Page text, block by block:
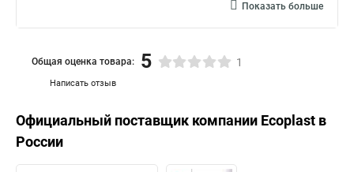
Показать больше
Написать отзыв
Общая оценка товара: 5 1
Официальный поставщик компании Ecoplast в
России